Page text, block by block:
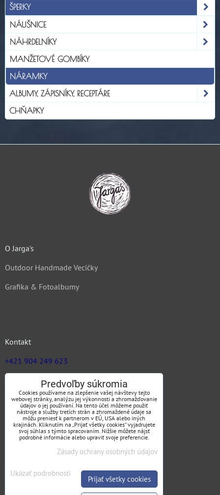
ŠPERKY
NÁUŠNICE
NÁHRDELNÍKY
MANŽETOVÉ GOMBÍKY
NÁRAMKY
ALBUMY, ZÁPISNÍKY, RECEPTÁRE
CHŇAPKY
O Jarga's
Outdoor Handmade Vecičky
Grafika & Fotoalbumy
Kontakt
+421 904 249 623
zuz@jargas.sk
Obchodné podmienky
Predvoľby súkromia
Cookies používame na zlepšenie vašej návštevy tejto
webovej stránky, analýzu jej výkonnosti a zhromažďovanie
údajov o jej používaní. Na tento účel môžeme použiť
nástroje a služby tretích strán a zhromaždené údaje sa
môžu preniesť k partnerom v EÚ, USA alebo iných
krajinách. Kliknutím na „Prijať všetky cookies“ vyjadrujete
svoj súhlas s týmto spracovaním. Nižšie môžete nájsť
podrobné informácie alebo upraviť svoje preferencie.
Zásady ochrany osobných údajov
Ukázať podrobnosti
Prijať všetky cookies